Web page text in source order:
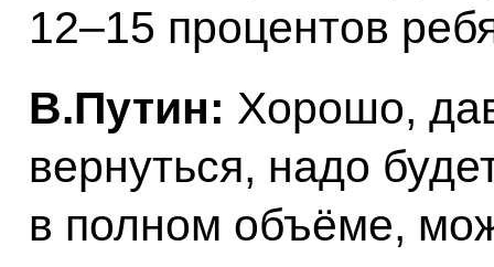
12–15 процентов
В.Путин: Хорошо,
вернуться, надо
в полном объёме,